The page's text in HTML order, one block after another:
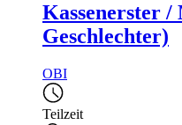
Kassenerster
Geschlechter)
OBI
Teilzeit